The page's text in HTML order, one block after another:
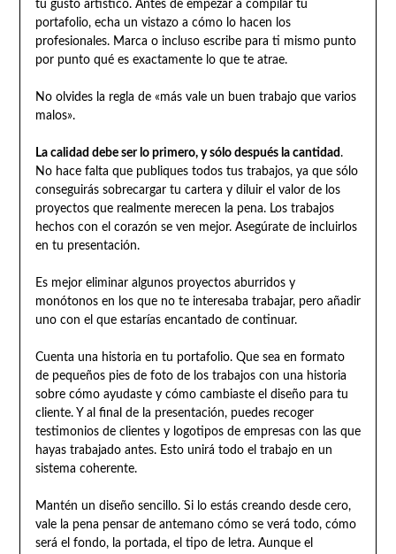
tu gusto artístico. Antes de empezar a compilar tu
portafolio, echa un vistazo a cómo lo hacen los
profesionales. Marca o incluso escribe para ti mismo punto
por punto qué es exactamente lo que te atrae.
No olvides la regla de «más vale un buen trabajo que varios
malos».
La calidad debe ser lo primero, y sólo después la cantidad.
No hace falta que publiques todos tus trabajos, ya que sólo
conseguirás sobrecargar tu cartera y diluir el valor de los
proyectos que realmente merecen la pena. Los trabajos
hechos con el corazón se ven mejor. Asegúrate de incluirlos
en tu presentación.
Es mejor eliminar algunos proyectos aburridos y
monótonos en los que no te interesaba trabajar, pero añadir
uno con el que estarías encantado de continuar.
Cuenta una historia en tu portafolio. Que sea en formato
de pequeños pies de foto de los trabajos con una historia
sobre cómo ayudaste y cómo cambiaste el diseño para tu
cliente. Y al final de la presentación, puedes recoger
testimonios de clientes y logotipos de empresas con las que
hayas trabajado antes. Esto unirá todo el trabajo en un
sistema coherente.
Mantén un diseño sencillo. Si lo estás creando desde cero,
vale la pena pensar de antemano cómo se verá todo, cómo
será el fondo, la portada, el tipo de letra. Aunque el